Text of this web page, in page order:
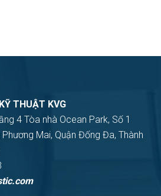
THUẬT KVG
4 Tòa nhà Ocean Park, Số 1
Mai, Quận Đống Đa, Thành